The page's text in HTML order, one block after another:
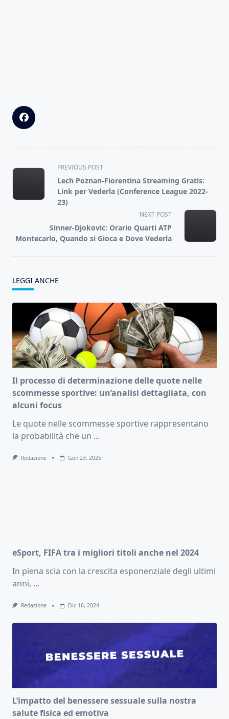
<span
class="nav-
subtitle
screen-
text">Page</span>
PREVIOUS POST
Lech Poznan-Fiorentina Streaming Gratis:
Link per Vederla (Conference League 2022-
23)
NEXT POST
Sinner-Djokovic: Orario Quarti ATP
Montecarlo, Quando si Gioca e Dove Vederla
LEGGI ANCHE
Il processo di determinazione delle quote nelle
scommesse sportive: un’analisi dettagliata, con
alcuni focus
Le quote nelle scommesse sportive rappresentano
la probabilità che un ...
Redazione Gen 23, 2025
eSport, FIFA tra i migliori titoli anche nel 2024
In piena scia con la crescita esponenziale degli ultimi
anni, ...
Redazione Dic 16, 2024
L’impatto del benessere sessuale sulla nostra
salute fisica ed emotiva